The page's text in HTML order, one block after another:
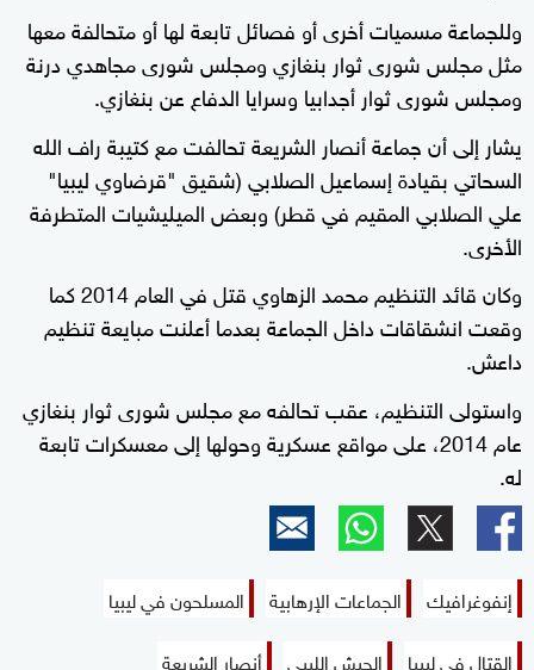
وللجماعة مسميات أخرى أو فصائل تابعة لها أو متحالفة معها
مثل مجلس شورى ثوار بنغازي ومجلس شورى مجاهدي درنة
ومجلس شورى ثوار أجدابيا وسرايا الدفاع عن بنغازي.
يشار إلى أن جماعة أنصار الشريعة تحالفت مع كتيبة راف الله
السحاتي بقيادة إسماعيل الصلابي (شقيق "قرضاوي ليبيا"
علي الصلابي المقيم في قطر) وبعض الميليشيات المتطرفة
الأخرى.
وكان قائد التنظيم محمد الزهاوي قتل في العام 2014 كما
وقعت انشقاقات داخل الجماعة بعدما أعلنت مبايعة تنظيم
داعش.
واستولى التنظيم، عقب تحالفه مع مجلس شورى ثوار بنغازي
عام 2014، على مواقع عسكرية وحولها إلى معسكرات تابعة
له.
إنفوغرافيك الجماعات الإرهابية
المسلحون في ليبيا
القتال في ليبيا
الجيش الليبي
أنصار الشريعة